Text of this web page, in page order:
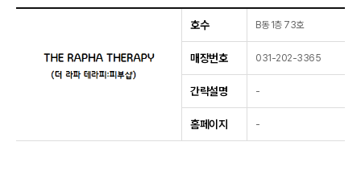
호수 B동 1층 73호
매장번호 031-202-3365
간략설명 -
홈페이지 -